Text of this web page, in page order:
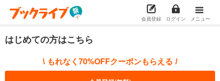
会員登録 ログイン メニュー
はじめての方はこちら
\ もれなく70%OFFクーポンもらえる /